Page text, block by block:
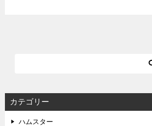
カテゴリー
ハムスター